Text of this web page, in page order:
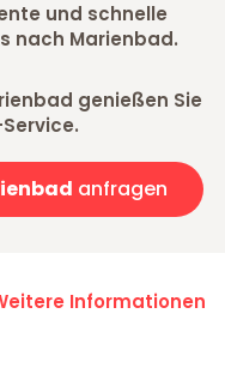
und schnelle
nach Marienbad.
genießen Sie
anfragen
Informationen